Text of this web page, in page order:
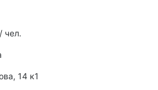
чел.
14 к1